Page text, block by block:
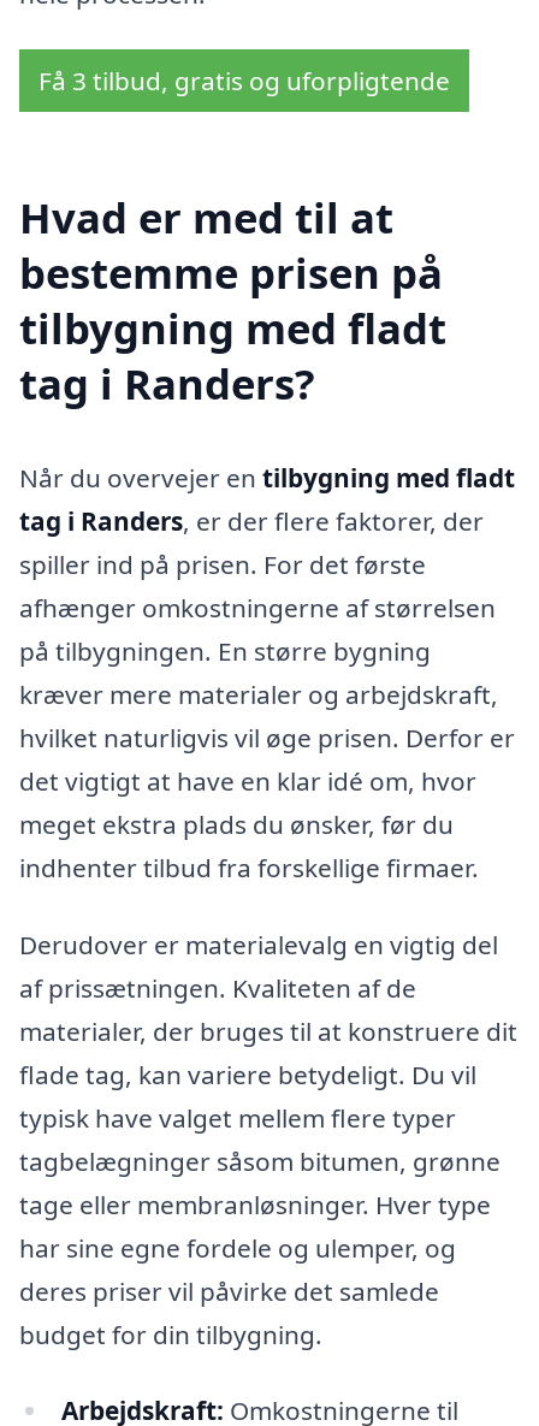
Få 3 tilbud, gratis og uforpligtende
Hvad er med til at
bestemme prisen på
tilbygning med fladt
tag i Randers?
Når du overvejer en tilbygning med fladt
tag i Randers, er der flere faktorer, der
spiller ind på prisen. For det første
afhænger omkostningerne af størrelsen
på tilbygningen. En større bygning
kræver mere materialer og arbejdskraft,
hvilket naturligvis vil øge prisen. Derfor er
det vigtigt at have en klar idé om, hvor
meget ekstra plads du ønsker, før du
indhenter tilbud fra forskellige firmaer.
Derudover er materialevalg en vigtig del
af prissætningen. Kvaliteten af de
materialer, der bruges til at konstruere dit
flade tag, kan variere betydeligt. Du vil
typisk have valget mellem flere typer
tagbelægninger såsom bitumen, grønne
tage eller membranløsninger. Hver type
har sine egne fordele og ulemper, og
deres priser vil påvirke det samlede
budget for din tilbygning.
Arbejdskraft: Omkostningerne til